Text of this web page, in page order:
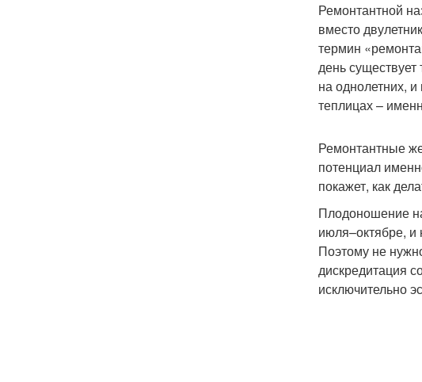
Ремонтантной
вместо
термин
день
на однолетних,
теплицах –
Ремонтантные
потенциал
покажет, как
Плодоношение
июля–октябре, и
Поэтому не
дискредитация
исключительно